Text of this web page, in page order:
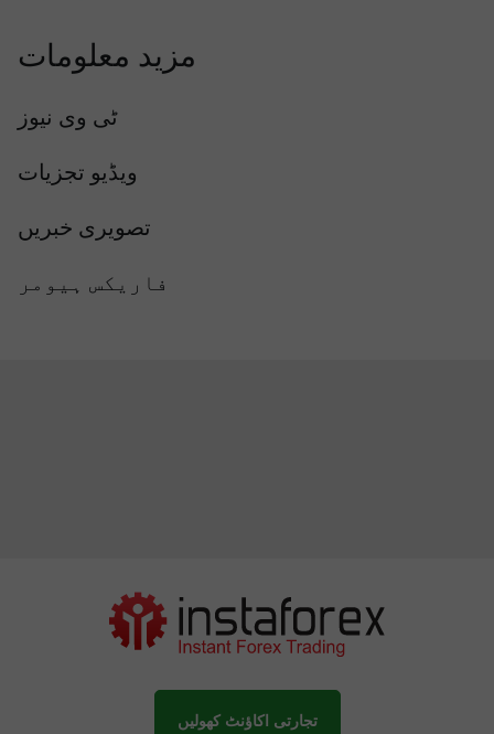
مزید معلومات
ٹی وی نیوز
ویڈیو تجزیات
تصویری خبریں
فاریکس ہیومر
تجارتی اکاؤنٹ کھولیں